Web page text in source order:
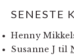
SENESTE
Henny
Susanne J til